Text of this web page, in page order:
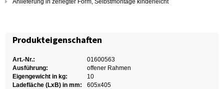
Anlieferung in zerlegter Form, Selbstmontage kinderleicht
Produkteigenschaften
Art.-Nr.:
01600563
Ausführung:
offener Rahmen
Eigengewicht in kg:
10
Ladefläche (LxB) in mm:
605x405